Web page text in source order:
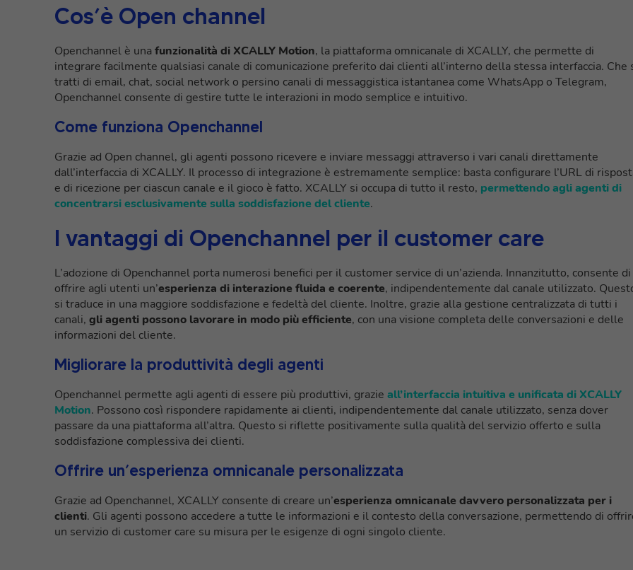
Cos’è Open channel
Openchannel è unafunzionalità di XCALLY Motion, la piattaforma omnicanale di XCALLY, che permette di
integrare facilmente qualsiasi canale di comunicazione preferito dai clienti all’interno della stessa interfaccia. Che
tratti di email, chat, social network o persino canali di messaggistica istantanea come WhatsApp o Telegram,
Openchannel consente di gestire tutte le interazioni in modo semplice e intuitivo.
Come funziona Openchannel
Grazie ad Open channel, gli agenti possono ricevere e inviare messaggi attraverso i vari canali direttamente
dall’interfaccia di XCALLY. Il processo di integrazione è estremamente semplice: basta configurare l’URL di
e di ricezione per ciascun canale e il gioco è fatto. XCALLY si occupa di tutto il resto, permettendo agli agenti di
concentrarsi esclusivamente sulla soddisfazione del cliente.
I vantaggi di Openchannel per il customer care
L’adozione di Openchannel porta numerosi benefici per il customer service di un’azienda. Innanzitutto, consente di
offrire agli utenti un’esperienza di interazione fluida e coerente, indipendentemente dal canale utilizzato.
si traduce in una maggiore soddisfazione e fedeltà del cliente. Inoltre, grazie alla gestione centralizzata di tutti i
canali, gli agenti possono lavorare in modo più efficiente, con una visione completa delle conversazioni e delle
informazioni del cliente.
Migliorare la produttività degli agenti
Openchannel permette agli agenti di essere più produttivi, grazie all’interfaccia intuitiva e unificata di XCALLY
Motion. Possono così rispondere rapidamente ai clienti, indipendentemente dal canale utilizzato, senza dover
passare da una piattaforma all’altra. Questo si riflette positivamente sulla qualità del servizio offerto e sulla
soddisfazione complessiva dei clienti.
Offrire un’esperienza omnicanale personalizzata
Grazie ad Openchannel, XCALLY consente di creare un’esperienza omnicanale davvero personalizzata per i
clienti. Gli agenti possono accedere a tutte le informazioni e il contesto della conversazione, permettendo di
un servizio di customer care su misura per le esigenze di ogni singolo cliente.